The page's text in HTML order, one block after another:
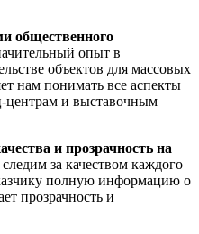
общественного
опыт в
объектов для массовых
нам понимать все аспекты
центрам и выставочным
и прозрачность на
за качеством каждого
полную информацию о
прозрачность и